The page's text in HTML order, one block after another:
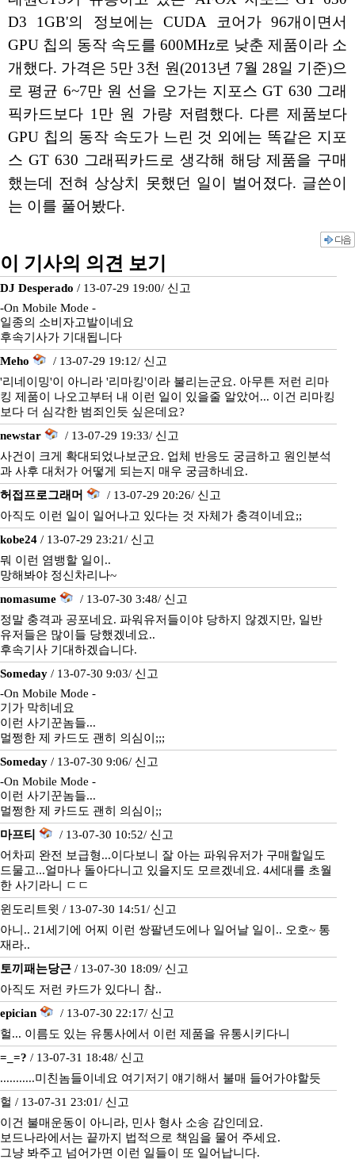
D3 1GB'의 정보에는 CUDA 코어가 96개이면서
GPU 칩의 동작 속도를 600MHz로 낮춘 제품이라 소
개했다. 가격은 5만 3천 원(2013년 7월 28일 기준)으
로 평균 6~7만 원 선을 오가는 지포스 GT 630 그래
픽카드보다 1만 원 가량 저렴했다. 다른 제품보다
GPU 칩의 동작 속도가 느린 것 외에는 똑같은 지포
스 GT 630 그래픽카드로 생각해 해당 제품을 구매
했는데 전혀 상상치 못했던 일이 벌어졌다. 글쓴이
는 이를 풀어봤다.
이 기사의 의견 보기
DJ Desperado / 13-07-29 19:00/ 신고
-On Mobile Mode -
일종의 소비자고발이네요
후속기사가 기대됩니다
Meho
/ 13-07-29 19:12/ 신고
'리네이밍'이 아니라 '리마킹'이라 불리는군요. 아무튼 저런 리마
킹 제품이 나오고부터 내 이런 일이 있을줄 알았어... 이건 리마킹
보다 더 심각한 범죄인듯 싶은데요?
newstar
/ 13-07-29 19:33/ 신고
사건이 크게 확대되었나보군요. 업체 반응도 궁금하고 원인분석
과 사후 대처가 어떻게 되는지 매우 궁금하네요.
허접프로그래머
/ 13-07-29 20:26/ 신고
아직도 이런 일이 일어나고 있다는 것 자체가 충격이네요;;
kobe24 / 13-07-29 23:21/ 신고
뭐 이런 염뱅할 일이..
망해봐야 정신차리나~
nomasume
/ 13-07-30 3:48/ 신고
정말 충격과 공포네요. 파워유저들이야 당하지 않겠지만, 일반
유저들은 많이들 당했겠네요..
후속기사 기대하겠습니다.
Someday / 13-07-30 9:03/ 신고
-On Mobile Mode -
기가 막히네요
이런 사기꾼놈들...
멀쩡한 제 카드도 괜히 의심이;;;
Someday / 13-07-30 9:06/ 신고
-On Mobile Mode -
이런 사기꾼놈들...
멀쩡한 제 카드도 괜히 의심이;;
마프티
/ 13-07-30 10:52/ 신고
어차피 완전 보급형...이다보니 잘 아는 파워유저가 구매할일도
드물고...얼마나 돌아다니고 있을지도 모르겠네요. 4세대를 초월
한 사기라니 ㄷㄷ
윈도리트윗 / 13-07-30 14:51/ 신고
아니.. 21세기에 어찌 이런 쌍팔년도에나 일어날 일이.. 오호~ 통
재라..
토끼패는당근 / 13-07-30 18:09/ 신고
아직도 저런 카드가 있다니 참..
epician
/ 13-07-30 22:17/ 신고
헐... 이름도 있는 유통사에서 이런 제품을 유통시키다니
=_=? / 13-07-31 18:48/ 신고
...........미친놈들이네요 여기저기 얘기해서 불매 들어가야할듯
헐 / 13-07-31 23:01/ 신고
이건 불매운동이 아니라, 민사 형사 소송 감인데요.
보드나라에서는 끝까지 법적으로 책임을 물어 주세요.
그냥 봐주고 넘어가면 이런 일들이 또 일어납니다.